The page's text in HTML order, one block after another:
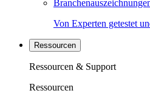
Von Experten getestet
Ressourcen
Ressourcen & Support
Ressourcen